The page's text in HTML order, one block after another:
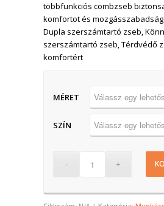
többfunkciós combzseb
komfortot és
Dupla szerszámtartó zseb,
szerszámtartó zseb, Térdvédő
komfortért
MÉRET
SZÍN